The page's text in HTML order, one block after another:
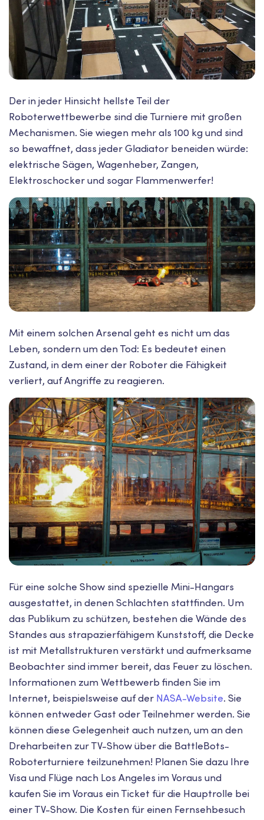
Der in jeder Hinsicht hellste Teil der
Roboterwettbewerbe sind die Turniere mit großen
Mechanismen. Sie wiegen mehr als 100 kg und sind
so bewaffnet, dass jeder Gladiator beneiden würde:
elektrische Sägen, Wagenheber, Zangen,
Elektroschocker und sogar Flammenwerfer!
Mit einem solchen Arsenal geht es nicht um das
Leben, sondern um den Tod: Es bedeutet einen
Zustand, in dem einer der Roboter die Fähigkeit
verliert, auf Angriffe zu reagieren.
Für eine solche Show sind spezielle Mini-Hangars
ausgestattet, in denen Schlachten stattfinden. Um
das Publikum zu schützen, bestehen die Wände des
Standes aus strapazierfähigem Kunststoff, die Decke
ist mit Metallstrukturen verstärkt und aufmerksame
Beobachter sind immer bereit, das Feuer zu löschen.
Informationen zum Wettbewerb finden Sie im
Internet, beispielsweise auf der NASA-Website. Sie
können entweder Gast oder Teilnehmer werden. Sie
können diese Gelegenheit auch nutzen, um an den
Dreharbeiten zur TV-Show über die BattleBots-
Roboterturniere teilzunehmen! Planen Sie dazu Ihre
Visa und Flüge nach Los Angeles im Voraus und
kaufen Sie im Voraus ein Ticket für die Hauptrolle bei
einer TV-Show. Die Kosten für einen Fernsehbesuch